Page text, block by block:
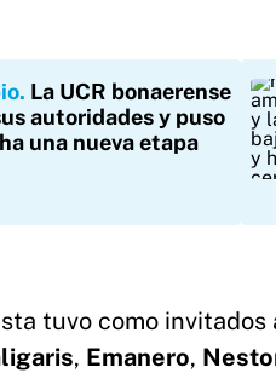
La UCR bonaerense
autoridades y puso
una nueva etapa
tuvo como
, Emanero,